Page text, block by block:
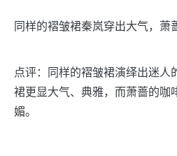
同样的褶皱裙秦岚穿出大气，萧
点评：同样的褶皱裙演绎出迷人
裙更显大气、典雅，而萧蔷的咖
媚。